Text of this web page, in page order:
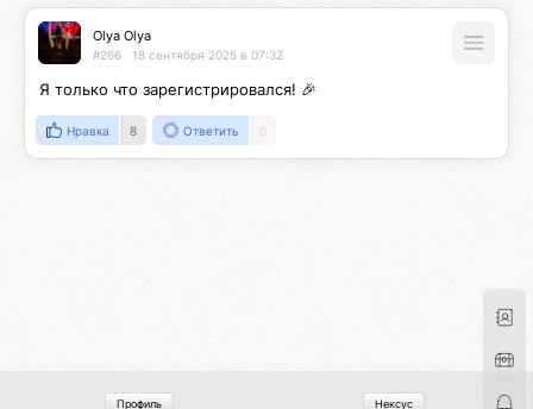
Olya Olya
#266 18 сентября 2025 в 07:32
Я только что зарегистрировался! 🎉
Нравка 8 Ответить 0
Профиль Нексус